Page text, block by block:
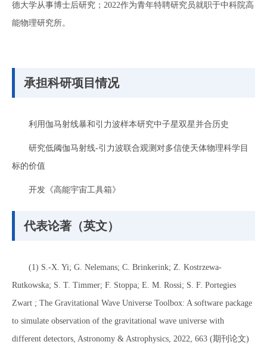
德大学从事博士后研究；2022作为青年特聘研究员就职于中科院高
能物理研究所。
承担科研项目情况
利用伽马射线暴和引力波样本研究中子星双星并合历史
研究低阈伽马射线-引力波联合观测对多信使天体物理科学目
标的价值
开发《高能宇宙工具箱》
代表论著（英文）
(1) S.-X. Yi; G. Nelemans; C. Brinkerink; Z. Kostrzewa-
Rutkowska; S. T. Timmer; F. Stoppa; E. M. Rossi; S. F. Portegies
Zwart ; The Gravitational Wave Universe Toolbox: A software package
to simulate observation of the gravitational wave universe with
different detectors, Astronomy & Astrophysics, 2022, 663 (期刊论文)